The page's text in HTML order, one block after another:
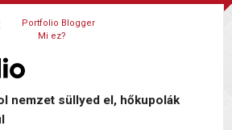
Mi ez?
nemzet süllyed el, hőkupolák